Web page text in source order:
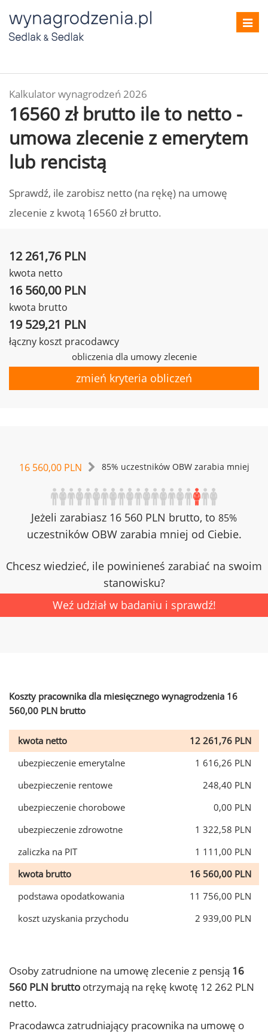
Kalkulator wynagrodzeń 2026
16560 zł brutto ile to netto -
umowa zlecenie z emerytem
lub rencistą
Sprawdź, ile zarobisz netto (na rękę) na umowę
zlecenie z kwotą 16560 zł brutto.
12 261,76 PLN
kwota netto
16 560,00 PLN
kwota brutto
19 529,21 PLN
łączny koszt pracodawcy
obliczenia dla umowy zlecenie
zmień kryteria obliczeń
16 560,00 PLN 85% uczestników OBW zarabia mniej
Jeżeli zarabiasz 16 560 PLN brutto, to 85%
uczestników OBW zarabia mniej od Ciebie.
Chcesz wiedzieć, ile powinieneś zarabiać na swoim
stanowisku?
Weź udział w badaniu i sprawdź!
Koszty pracownika dla miesięcznego wynagrodzenia 16
560,00 PLN brutto
kwota netto
12 261,76 PLN
ubezpieczenie emerytalne
1 616,26 PLN
ubezpieczenie rentowe
248,40 PLN
ubezpieczenie chorobowe
0,00 PLN
ubezpieczenie zdrowotne
1 322,58 PLN
zaliczka na PIT
1 111,00 PLN
kwota brutto
16 560,00 PLN
podstawa opodatkowania
11 756,00 PLN
koszt uzyskania przychodu
2 939,00 PLN
Osoby zatrudnione na umowę zlecenie z pensją 16
560 PLN brutto otrzymają na rękę kwotę 12 262 PLN
netto.
Pracodawca zatrudniający pracownika na umowę o